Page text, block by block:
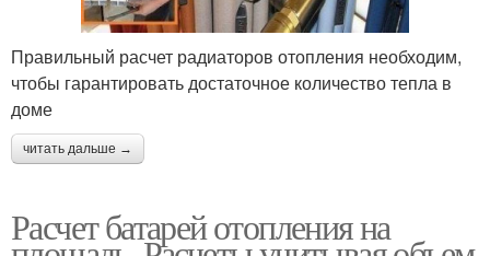
Правильный расчет радиаторов отопления необходим,
чтобы гарантировать достаточное количество тепла в
доме
читать дальше →
Расчет батарей отопления на